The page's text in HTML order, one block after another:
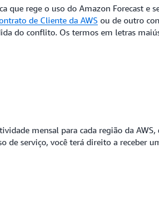
que rege o uso do Amazon Forecast e
de Cliente da AWS ou de outro
do conflito. Os termos em letras
mensal para cada região da
de serviço, você terá direito a receber